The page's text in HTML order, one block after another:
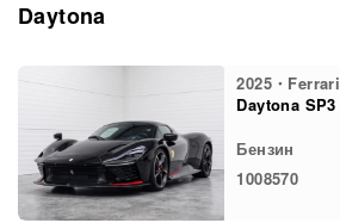
Daytona
2025・Ferrari
Daytona SP3
Бензин
1008570